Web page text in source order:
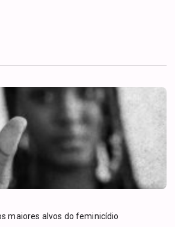
maiores alvos do feminicídio